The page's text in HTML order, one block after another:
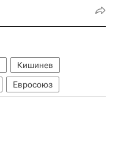
Кишинев
Евросоюз